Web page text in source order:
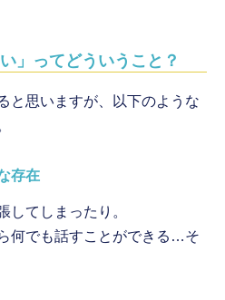
」ってどういうこと？
と思いますが、以下のような
存在
してしまったり。
何でも話すことができる…そ